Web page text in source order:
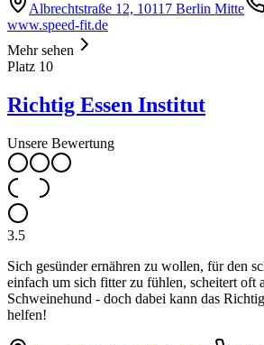
Albrechtstraße 12, 10117 Berlin Mitte
www.speed-fit.de
Mehr sehen
Platz 10
Richtig Essen Institut
Unsere Bewertung
3.5
Sich gesünder ernähren zu wollen, für den
einfach um sich fitter zu fühlen, scheitert oft
Schweinehund - doch dabei kann das
helfen!